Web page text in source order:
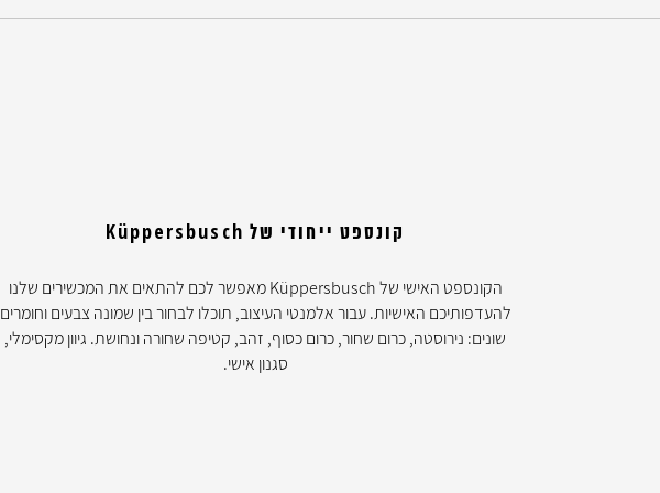
קונספט ייחודי של Küppersbusch
הקונספט האישי של Küppersbusch מאפשר לכם להתאים את המכשירים שלנו
להעדפותיכם האישיות. עבור אלמנטי העיצוב, תוכלו לבחור בין שמונה צבעים וחומרים
שונים: נירוסטה, כרום שחור, כרום כסוף, זהב, קטיפה שחורה ונחושת. גיוון מקסימלי,
סגנון אישי.